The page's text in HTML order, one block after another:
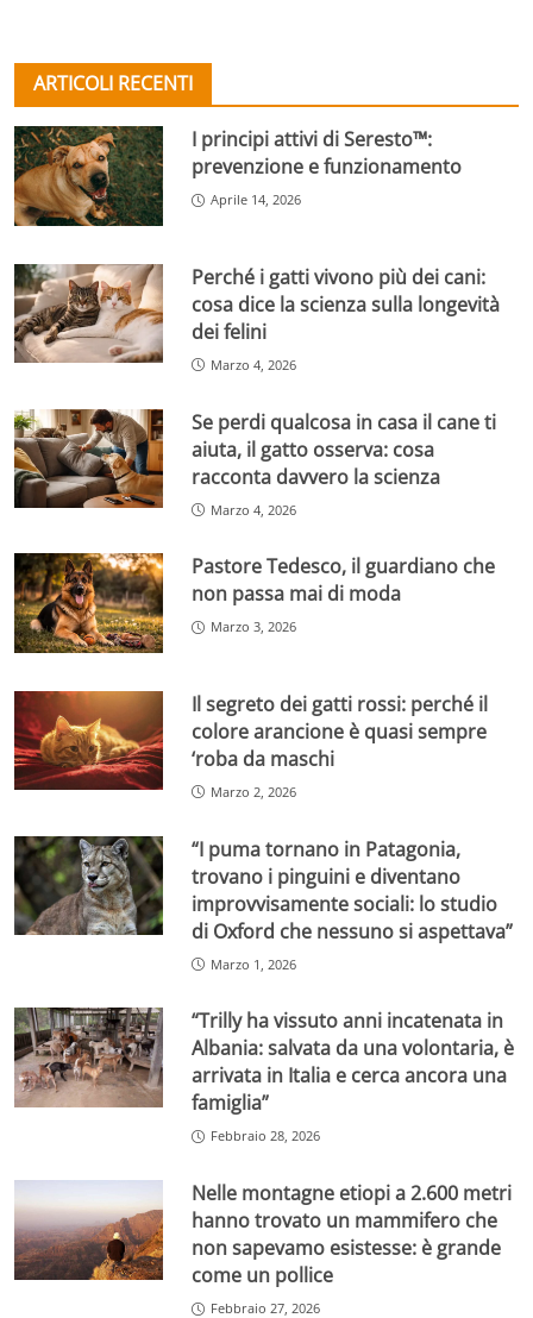
ARTICOLI RECENTI
I principi attivi di Seresto™:
prevenzione e funzionamento
Aprile 14, 2026
Perché i gatti vivono più dei cani:
cosa dice la scienza sulla longevità
dei felini
Marzo 4, 2026
Se perdi qualcosa in casa il cane ti
aiuta, il gatto osserva: cosa
racconta davvero la scienza
Marzo 4, 2026
Pastore Tedesco, il guardiano che
non passa mai di moda
Marzo 3, 2026
Il segreto dei gatti rossi: perché il
colore arancione è quasi sempre
‘roba da maschi
Marzo 2, 2026
“I puma tornano in Patagonia,
trovano i pinguini e diventano
improvvisamente sociali: lo studio
di Oxford che nessuno si aspettava”
Marzo 1, 2026
“Trilly ha vissuto anni incatenata in
Albania: salvata da una volontaria, è
arrivata in Italia e cerca ancora una
famiglia”
Febbraio 28, 2026
Nelle montagne etiopi a 2.600 metri
hanno trovato un mammifero che
non sapevamo esistesse: è grande
come un pollice
Febbraio 27, 2026